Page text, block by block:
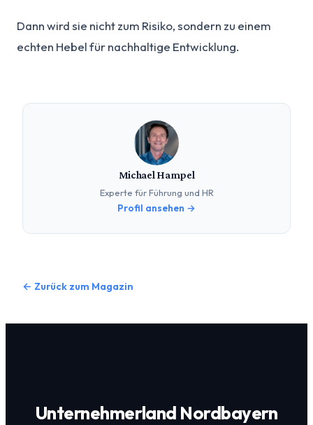
Dann wird sie nicht zum Risiko, sondern zu einem
echten Hebel für nachhaltige Entwicklung.
Michael Hampel
Experte für Führung und HR
Profil ansehen →
← Zurück zum Magazin
Unternehmerland Nordbayern